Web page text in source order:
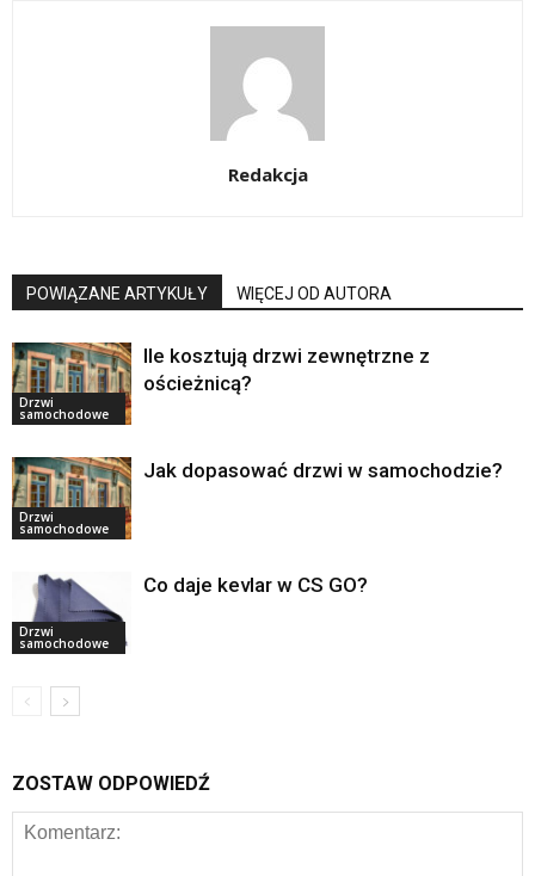
Redakcja
POWIĄZANE ARTYKUŁY WIĘCEJ OD AUTORA
Drzwi
samochodowe
Ile kosztują drzwi zewnętrzne z
ościeżnicą?
Drzwi
samochodowe
Jak dopasować drzwi w samochodzie?
Drzwi
samochodowe
Co daje kevlar w CS GO?
ZOSTAW ODPOWIEDŹ